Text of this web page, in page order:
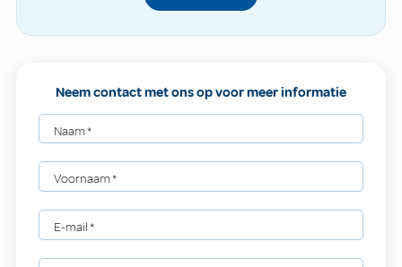
Neem contact met ons op voor meer informatie
Naam*
Voornaam*
E-mail*